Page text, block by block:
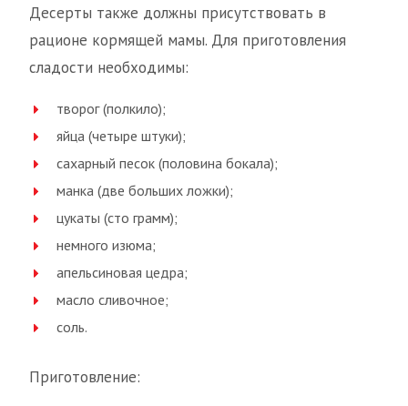
Десерты также должны присутствовать в
рационе кормящей мамы. Для приготовления
сладости необходимы:
творог (полкило);
яйца (четыре штуки);
сахарный песок (половина бокала);
манка (две больших ложки);
цукаты (сто грамм);
немного изюма;
апельсиновая цедра;
масло сливочное;
соль.
Приготовление: